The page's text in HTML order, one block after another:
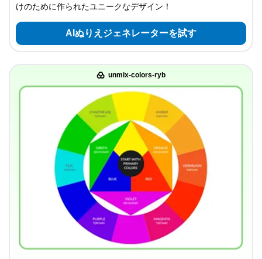
けのために作られたユニークなデザイン！
AIぬりえジェネレーターを試す
unmix-colors-ryb